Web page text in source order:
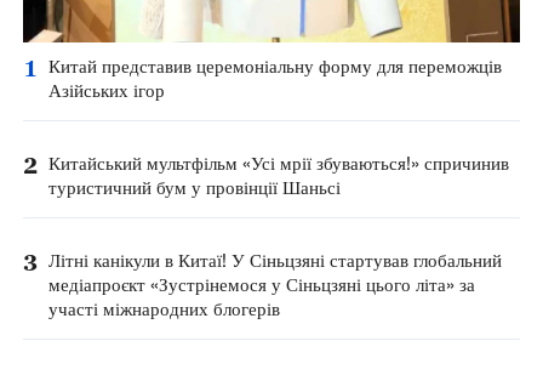
1
Китай представив церемоніальну форму для переможців
Азійських ігор
2 Китайський мультфільм «Усі мрії збуваються!» спричинив
туристичний бум у провінції Шаньсі
3 Літні канікули в Китаї! У Сіньцзяні стартував глобальний
медіапроєкт «Зустрінемося у Сіньцзяні цього літа» за
участі міжнародних блогерів